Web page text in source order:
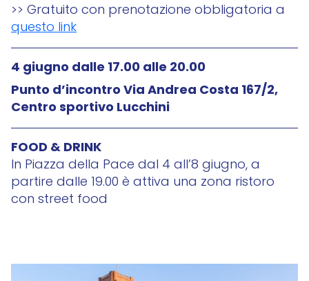
>> Gratuito con prenotazione obbligatoria a
questo link
4 giugnodalle 17.00 alle 20.00
Punto d’incontro Via Andrea Costa 167/2,
Centro sportivo Lucchini
FOOD & DRINK
In Piazza della Pace dal 4 all’8 giugno, a
partire dalle 19.00 è attiva una zona ristoro
con street food